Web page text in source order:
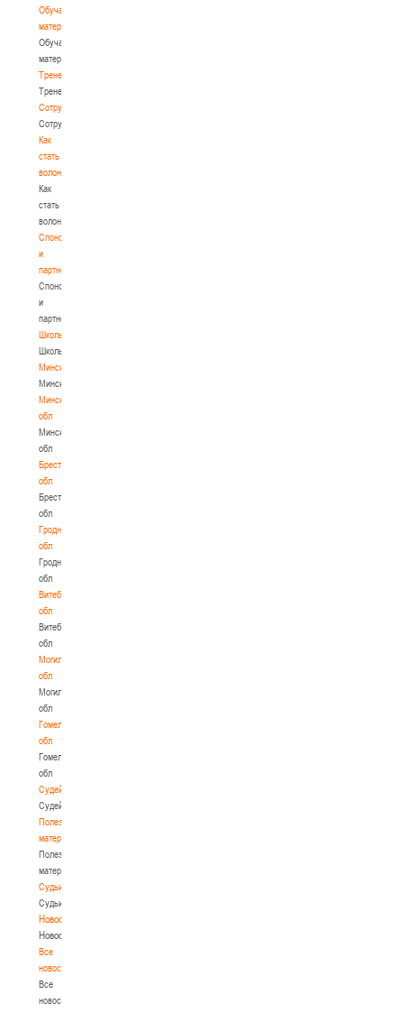
Обучающие
материалы
Обучающие
материалы
Тренерам
Тренерам
Сотрудничество
Сотрудничество
Как
стать
волонтером
Как
стать
волонтером
Спонсоры
и
партнеры
Спонсоры
и
партнеры
Школы
Школы
Минск
Минск
Минская
обл
Минская
обл
Брестская
обл
Брестская
обл
Гродненская
обл
Гродненская
обл
Витебская
обл
Витебская
обл
Могилевская
обл
Могилевская
обл
Гомельская
обл
Гомельская
обл
Судейство
Судейство
Полезные
материалы
Полезные
материалы
Судьи
Судьи
Новости
Новости
Все
новости
Все
новости